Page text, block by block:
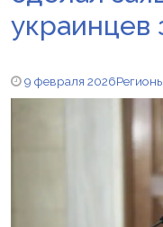
украинцев
9 февраля 2026Регионы